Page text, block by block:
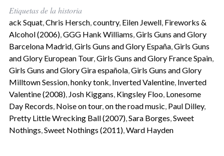
Etiquetas de la historia
ack Squat, Chris Hersch, country, Eilen Jewell, Fireworks &
Alcohol (2006), GGG Hank Williams Girls Guns and Glory
Barcelona Madrid, Girls Guns and Glory España, Girls Guns
and Glory European Tour, Girls Guns and Glory France Spain,
Girls Guns and Glory Gira española, Girls Guns and Glory
Milltown Session, honky tonk Inverted Valentine, Inverted
Valentine (2008), Josh Kiggans Kingsley Floo, Lonesome
Day Records Noise on tour, on the road music Paul Dilley,
Pretty Little Wrecking Ball (2007), Sara Borges Sweet
Nothings Sweet Nothings (2011), Ward Hayden